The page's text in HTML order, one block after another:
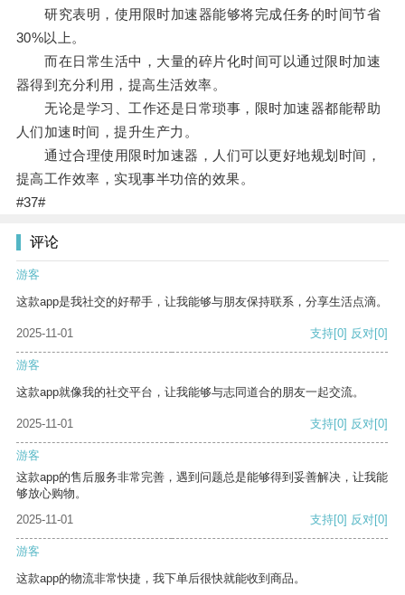
研究表明，使用限时加速器能够将完成任务的时间节省
30%以上。
而在日常生活中，大量的碎片化时间可以通过限时加速
器得到充分利用，提高生活效率。
无论是学习、工作还是日常琐事，限时加速器都能帮助
人们加速时间，提升生产力。
通过合理使用限时加速器，人们可以更好地规划时间，
提高工作效率，实现事半功倍的效果。
#37#
评论
游客
这款app是我社交的好帮手，让我能够与朋友保持联系，分享生活点滴。
2025-11-01 支持[0] 反对[0]
游客
这款app就像我的社交平台，让我能够与志同道合的朋友一起交流。
2025-11-01 支持[0] 反对[0]
游客
这款app的售后服务非常完善，遇到问题总是能够得到妥善解决，让我能
够放心购物。
2025-11-01
支持[0] 反对[0]
游客
这款app的物流非常快捷，我下单后很快就能收到商品。